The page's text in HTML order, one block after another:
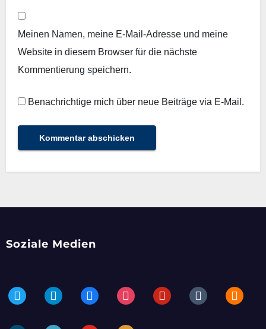
Meinen Namen, meine E-Mail-Adresse und meine
Website in diesem Browser für die nächste
Kommentierung speichern.
Benachrichtige mich über neue Beiträge via E-Mail.
Soziale Medien
twitter telegramfacebookinstagrampinteresttumblr blogger